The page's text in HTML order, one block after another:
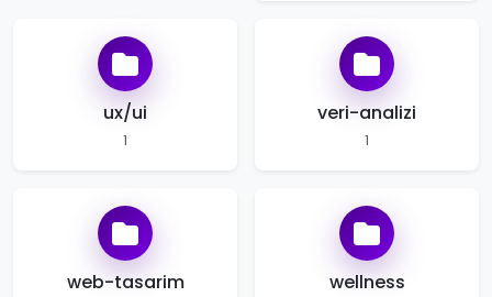
ux/ui
1
veri-analizi
1
web-tasarim wellness